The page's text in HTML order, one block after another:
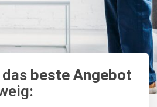
beste Angebot